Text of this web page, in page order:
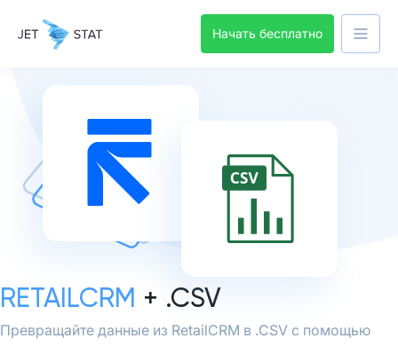
Начать бесплатно
RETAILCRM + .CSV
Превращайте данные из RetailCRM в .CSV с помощью